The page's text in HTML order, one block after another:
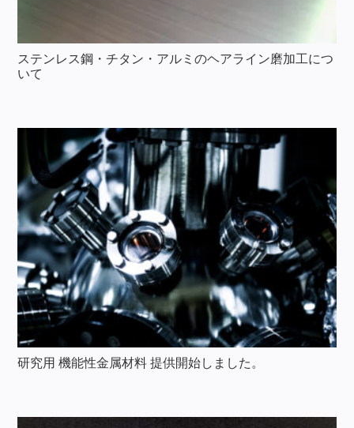
ステンレス鋼・チタン・アルミのヘアライン磨加工につ
いて
研究用 機能性金属材料 提供開始しました。